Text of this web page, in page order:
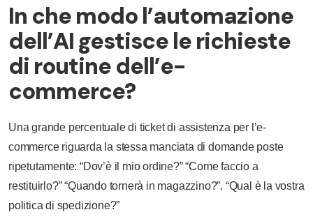
In che modo l’automazione
dell’AI gestisce le richieste
di routine dell’e-
commerce?
Una grande percentuale di ticket di assistenza per l’e-
commerce riguarda la stessa manciata di domande poste
ripetutamente: “Dov’è il mio ordine?” “Come faccio a
restituirlo?” “Quando tornerà in magazzino?”. “Qual è la vostra
politica di spedizione?”